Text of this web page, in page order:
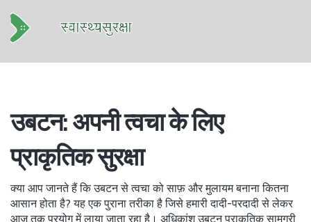
उबटन: अपनी त्वचा के लिए
प्राकृतिक सुरक्षा
क्या आप जानते हैं कि उबटन से त्वचा को साफ़ और मुलायम बनाना कितना
आसान होता है? यह एक पुराना तरीका है जिसे हमारी दादी-परदादी से लेकर
आज तक प्रयोग में लाया जाता रहा है। अधिकांश उबटन प्राकृतिक सामग्री